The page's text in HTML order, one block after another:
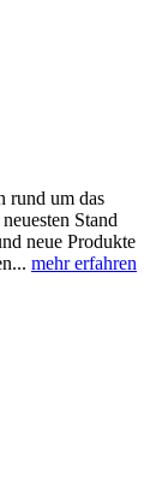
rund um das
Stand
neue Produkte
mehr erfahren